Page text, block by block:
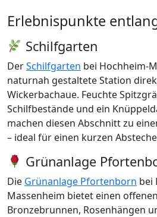
Erlebnispunkte
Schilfgarten
DerSchilfgarten bei Hochheim-
naturnah gestaltete Station
Wickerbachaue. Feuchte
Schilfbestände und ein
machen diesen Abschnitt zu
– ideal für einen kurzen
Grünanlage
Die Grünanlage Pfortenborn bei
Massenheim bietet einen
Bronzebrunnen, Rosenhängen